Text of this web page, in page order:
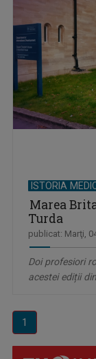
ISTORIA
Marea
Turda
publicat: Marţi,
Doi profesiori
acestei ediții
1